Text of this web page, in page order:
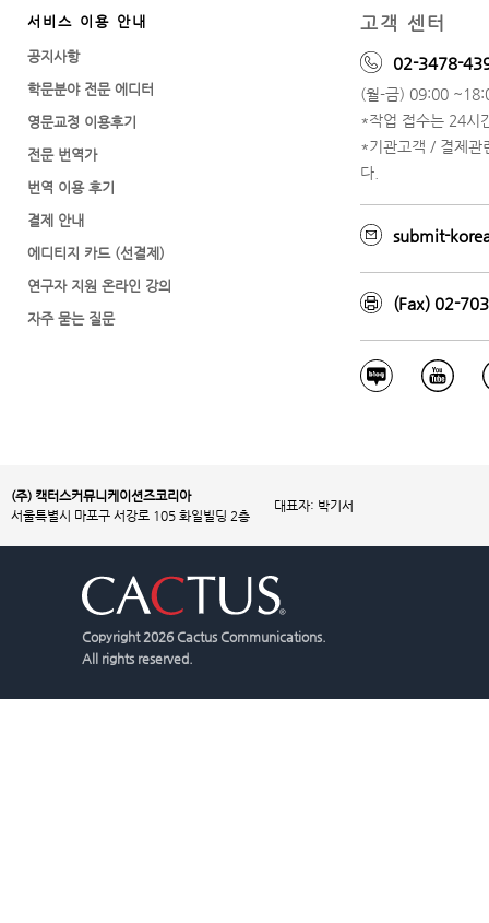
서비스 이용 안내
공지사항
학문분야 전문 에디터
영문교정 이용후기
전문 번역가
번역 이용 후기
결제 안내
에디티지 카드 (선결제)
연구자 지원 온라인 강의
자주 묻는 질문
고객 센터
02-3478-
(월-금) 09:00
*작업 접수는 24시
*기관고객 / 결제관
다.
submit-
(Fax) 02-
(주) 캑터스커뮤니케이션즈코리아
서울특별시 마포구 서강로 105 화일빌딩 2층
대표자: 박기서
Copyright 2026 Cactus Communications.
All rights reserved.